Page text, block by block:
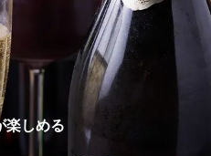
くて、うまい！！コストパフォ
取り揃えております。 日替わり
っていない飲み頃のワインもあ
、きっとお気に入りの一本に出
楽しめる